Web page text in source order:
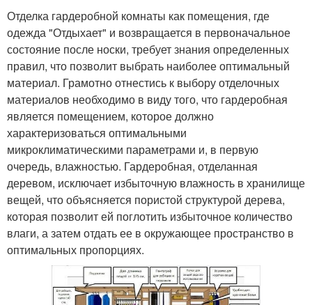
Отделка гардеробной комнаты как помещения, где
одежда "Отдыхает" и возвращается в первоначальное
состояние после носки, требует знания определенных
правил, что позволит выбрать наиболее оптимальный
материал. Грамотно отнестись к выбору отделочных
материалов необходимо в виду того, что гардеробная
является помещением, которое должно
характеризоваться оптимальными
микроклиматическими параметрами и, в первую
очередь, влажностью. Гардеробная, отделанная
деревом, исключает избыточную влажность в хранилище
вещей, что объясняется пористой структурой дерева,
которая позволит ей поглотить избыточное количество
влаги, а затем отдать ее в окружающее пространство в
оптимальных пропорциях.